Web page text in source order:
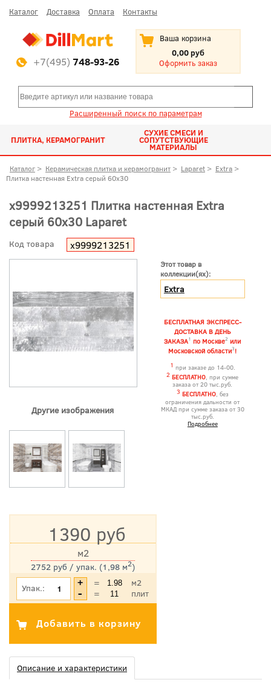
Каталог Доставка Оплата Контакты
+7(495) 748-93-26
Ваша корзина
0,00 руб
Оформить заказ
Расширенный поиск по параметрам
ПЛИТКА, КЕРАМОГРАНИТ
СУХИЕ СМЕСИ И
СОПУТСТВУЮЩИЕ
МАТЕРИАЛЫ
Каталог > Керамическая плитка и керамогранит > Laparet > Extra >
Плитка настенная Extra серый 60x30
х9999213251 Плитка настенная Extra
серый 60x30 Laparet
Код товара х9999213251
Другие изображения
Этот товар в
коллекции(ях):
Extra
БЕСПЛАТНАЯ ЭКСПРЕСС-
ДОСТАВКА В ДЕНЬ
ЗАКАЗА1 по Москве2 или
Московской области3!
1 при заказе до 14-00.
2 БЕСПЛАТНО, при сумме
заказа от 20 тыс.руб.
3 БЕСПЛАТНО, без
ограничения дальности от
МКАД при сумме заказа от 30
тыс.руб.
Подробнее
1390 руб
2752 руб / упак. (1,98 м2)
м2
*Цена указана с учетом НДС
Упак.: =
м2
=
плит
Описание и характеристики